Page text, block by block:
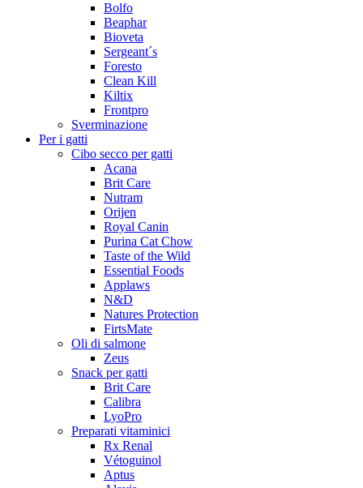
Bolfo
Beaphar
Bioveta
Sergeant´s
Foresto
Clean Kill
Kiltix
Frontpro
Sverminazione
Per i gatti
Cibo secco per gatti
Acana
Brit Care
Nutram
Orijen
Royal Canin
Purina Cat Chow
Taste of the Wild
Essential Foods
Applaws
N&D
Natures Protection
FirtsMate
Oli di salmone
Zeus
Snack per gatti
Brit Care
Calibra
LyoPro
Preparati vitaminici
Rx Renal
Vétoguinol
Aptus